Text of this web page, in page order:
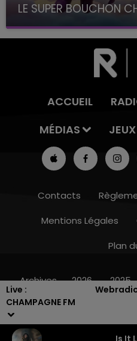
Live :
CHAMPAGNE FM
Is It
LE SUPER BOUCHON
avec La Famille
ACCUEIL
MÉDIAS
JEUX
Contacts
Mentions Légales
Plan
Archives 2026 2025